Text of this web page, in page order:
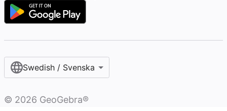
Swedish / Svenska‎
© 2026 GeoGebra®